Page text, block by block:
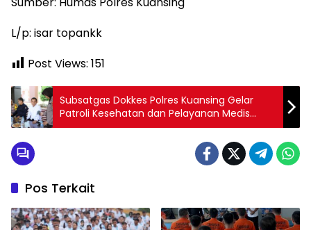
L/p: isar topankk
Post Views: 151
Subsatgas Dokkes Polres Kuansing Gelar
Patroli Kesehatan dan Pelayanan Medis
Dalam Operasi Mantap Praja Lancang
Pos Terkait